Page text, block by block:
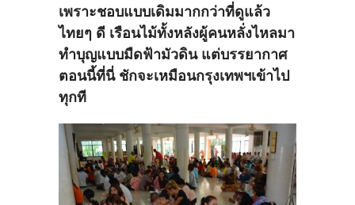
เพราะชอบแบบเดิมมากกว่าที่ดูแล้ว
ไทยๆ ดี เรือนไม้ทั้งหลังผู้คนหลั่งไหลมา
ทำบุญแบบมืดฟ้ามัวดิน แต่บรรยากาศ
ตอนนี้ที่นี่ ชักจะเหมือนกรุงเทพฯเข้าไป
ทุกที